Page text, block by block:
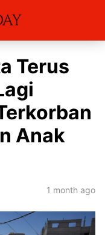
Terus
Anak
1 month ago